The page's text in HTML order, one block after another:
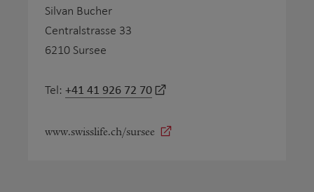
Silvan Bucher
Centralstrasse 33
6210 Sursee
Tel: +41 41 926 72 70
www.swisslife.ch/sursee